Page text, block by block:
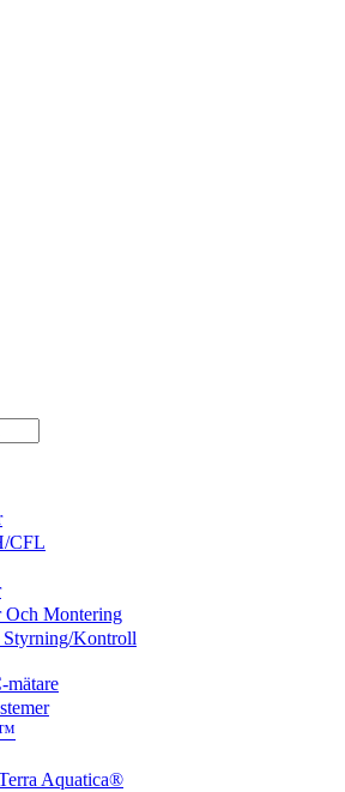
CFL
Och Montering
Styrning/Kontroll
mätare
Aquatica®